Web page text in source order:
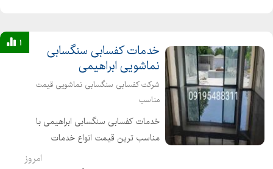
1
خدمات کفسابی سنگسابی
نماشویی ابراهیمی
شرکت کفسابی سنگسابی نماشویی قیمت
مناسب
خدمات کفسابی سنگسابی ابراهیمی با
مناسب ترین قیمت انواع خدمات
کفسابی اعم از کفسابی پارکینگ پارکتامروز